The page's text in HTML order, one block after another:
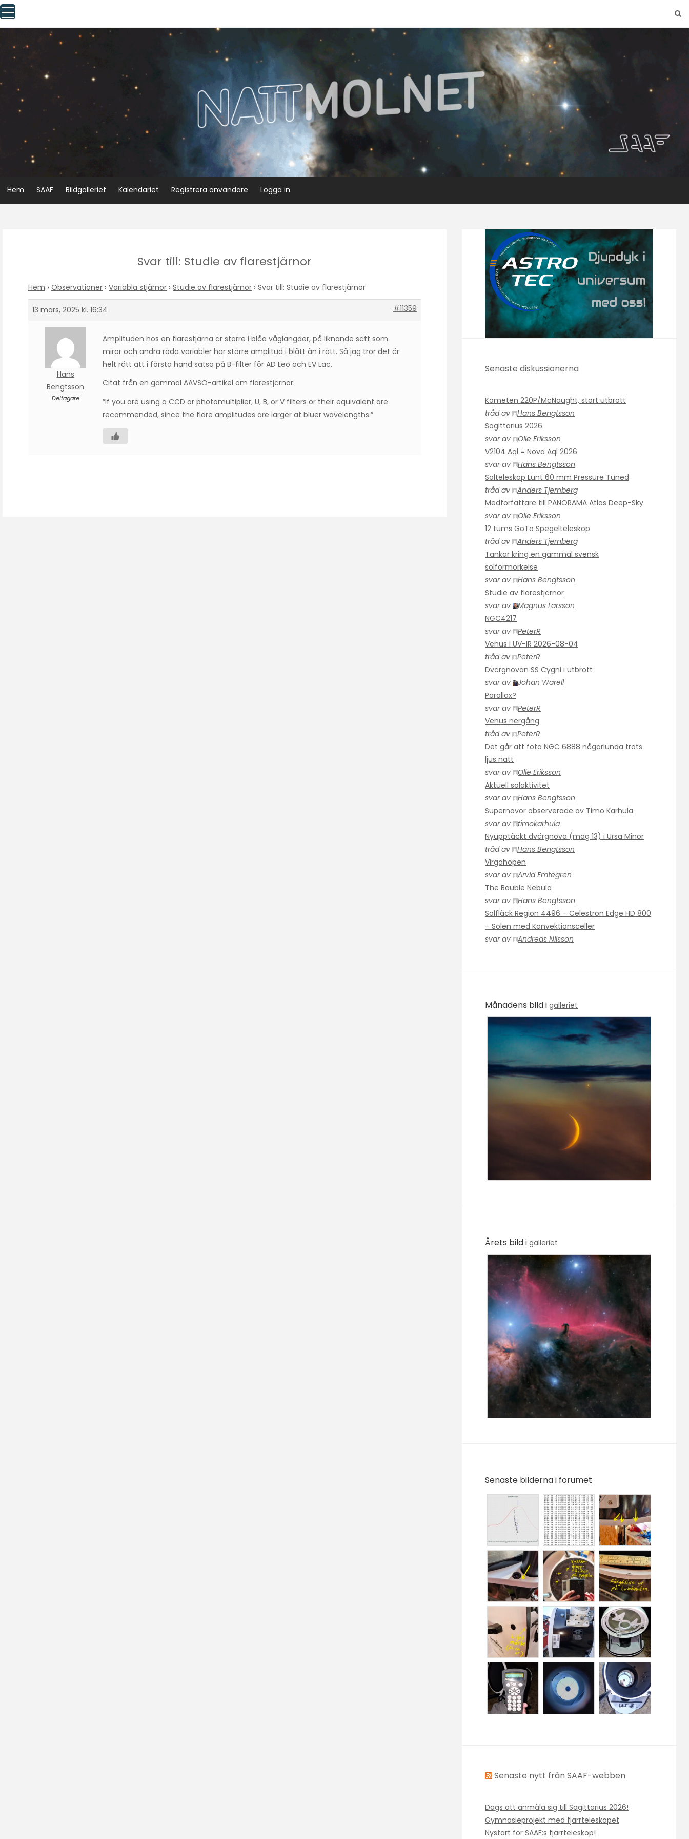
Skip
to
content
Hem SAAF Bildgalleriet Kalendariet Registrera användare Logga in
Svar till: Studie av flarestjärnor
Hem › Observationer › Variabla stjärnor › Studie av flarestjärnor › Svar till: Studie av flarestjärnor
13 mars, 2025 kl. 16:34 #11359
Hans
Bengtsson
Deltagare
Amplituden hos en flarestjärna är större i blåa våglängder, på liknande sätt som
miror och andra röda variabler har större amplitud i blått än i rött. Så jag tror det är
helt rätt att i första hand satsa på B-filter för AD Leo och EV Lac.
Citat från en gammal AAVSO-artikel om flarestjärnor:
”If you are using a CCD or photomultiplier, U, B, or V filters or their equivalent are
recommended, since the flare amplitudes are larger at bluer wavelengths.”
Senaste diskussionerna
Kometen 220P/McNaught, stort utbrott
tråd av
Hans Bengtsson
Sagittarius 2026
svar av
Olle Eriksson
V2104 Aql = Nova Aql 2026
svar av
Hans Bengtsson
Solteleskop Lunt 60 mm Pressure Tuned
tråd av
Anders Tjernberg
Medförfattare till PANORAMA Atlas Deep-Sky
svar av
Olle Eriksson
12 tums GoTo Spegelteleskop
tråd av
Anders Tjernberg
Tankar kring en gammal svensk
solförmörkelse
svar av
Hans Bengtsson
Studie av flarestjärnor
svar av
Magnus Larsson
NGC4217
svar av
PeterR
Venus i UV-IR 2026-08-04
tråd av
PeterR
Dvärgnovan SS Cygni i utbrott
svar av
Johan Warell
Parallax?
svar av
PeterR
Venus nergång
tråd av
PeterR
Det går att fota NGC 6888 någorlunda trots
ljus natt
svar av
Olle Eriksson
Aktuell solaktivitet
svar av
Hans Bengtsson
Supernovor observerade av Timo Karhula
svar av
timokarhula
Nyupptäckt dvärgnova (mag 13) i Ursa Minor
tråd av
Hans Bengtsson
Virgohopen
svar av
Arvid Emtegren
The Bauble Nebula
svar av
Hans Bengtsson
Solfläck Region 4496 – Celestron Edge HD 800
– Solen med Konvektionsceller
svar av
Andreas Nilsson
Månadens bild i galleriet
Årets bild i galleriet
Senaste bilderna i forumet
Senaste nytt från SAAF-webben
Dags att anmäla sig till Sagittarius 2026!
Gymnasieprojekt med fjärrteleskopet
Nystart för SAAF:s fjärrteleskop!